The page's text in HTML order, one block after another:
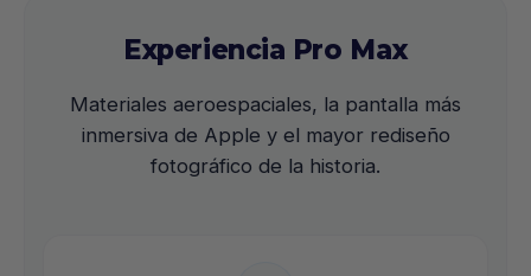
Experiencia Pro Max
Materiales aeroespaciales, la pantalla más
inmersiva de Apple y el mayor rediseño
fotográfico de la historia.